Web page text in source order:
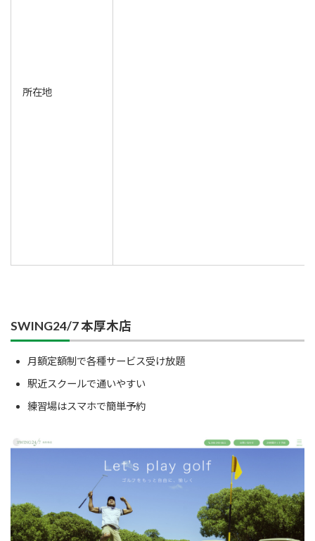
所在地
SWING24/7 本厚木店
月額定額制で各種サービス受け放題
駅近スクールで通いやすい
練習場はスマホで簡単予約